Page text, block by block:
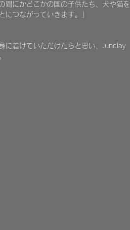
間にかどこかの国の子供たち、犬や猫を
につながっていきます。」
に着けていただけたらと思い、Junclay